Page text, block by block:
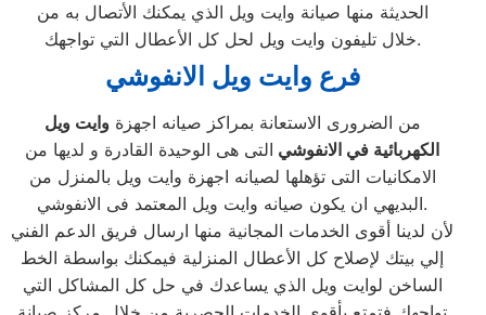
الحديثة منها صيانة وايت ويل الذي يمكنك الأتصال به من
خلال تليفون وايت ويل لحل كل الأعطال التي تواجهك.
فرع وايت ويل الانفوشي
من الضرورى الاستعانة بمراكز صيانه اجهزةوايت ويل
الكهربائية في الانفوشي التى هى الوحيدة القادرة و لديها من
الامكانيات التى تؤهلها لصيانه اجهزة وايت ويل بالمنزل من
البديهي ان يكون صيانه وايت ويل المعتمد فى الانفوشي.
لأن لدينا أقوى الخدمات المجانية منها ارسال فريق الدعم الفني
إلي بيتك لإصلاح كل الأعطال المنزلية فيمكنك بواسطة الخط
الساخن لوايت ويل الذي يساعدك في حل كل المشاكل التي